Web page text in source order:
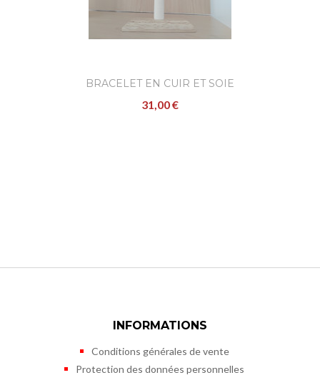
BRACELET EN CUIR ET SOIE
31,00 €
INFORMATIONS
Conditions générales de vente
Protection des données personnelles